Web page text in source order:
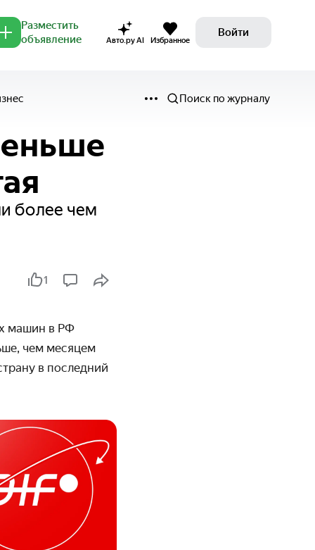
Разместить
объявление
Авто.ру AI Избранное
Войти
Поиск по журналу
более чем
1
машин в РФ
чем месяцем
в последний